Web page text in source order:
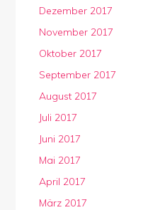
Dezember 2017
November 2017
Oktober 2017
September 2017
August 2017
Juli 2017
Juni 2017
Mai 2017
April 2017
März 2017